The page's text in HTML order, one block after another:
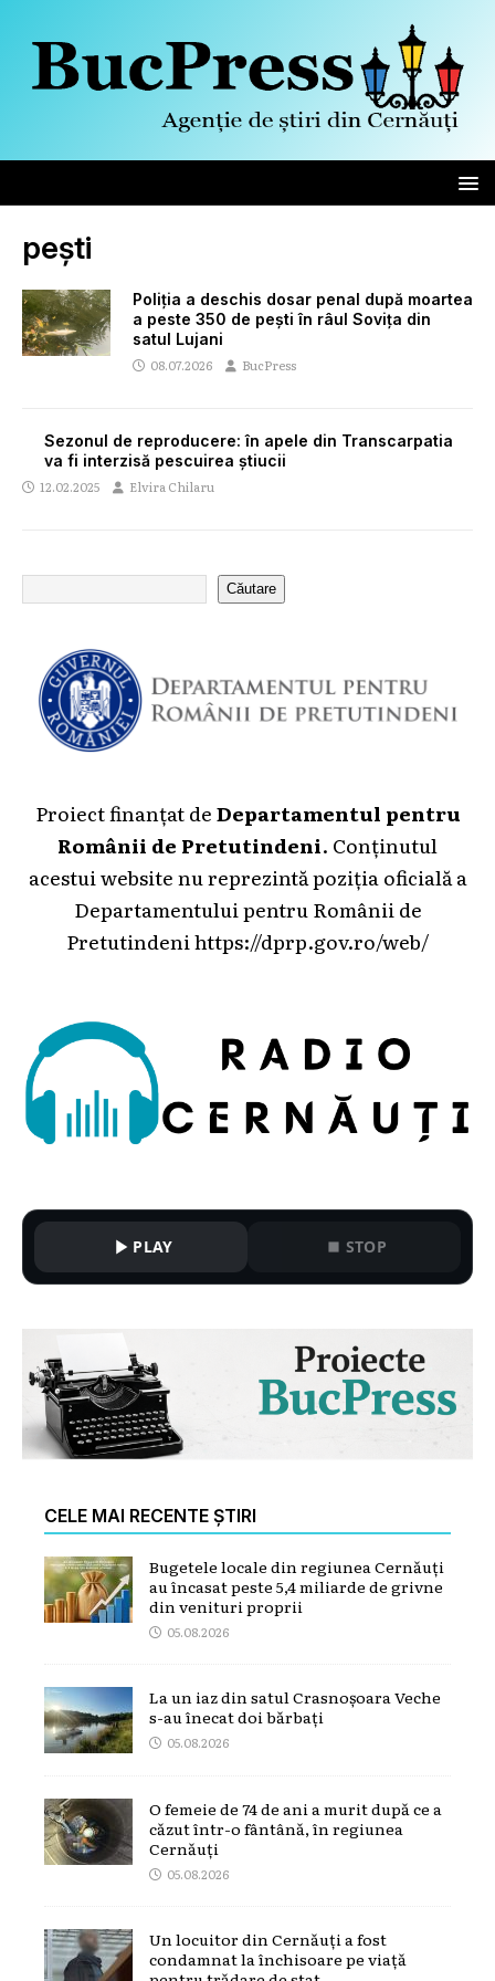
pești
Poliția a deschis dosar penal după moartea
a peste 350 de pești în râul Sovița din
satul Lujani
08.07.2026 BucPress
Sezonul de reproducere: în apele din Transcarpatia
va fi interzisă pescuirea știucii
12.02.2025 Elvira Chilaru
Căutare
Proiect finanțat deDepartamentul pentru
Românii de Pretutindeni. Conținutul
acestui website nu reprezintă poziția oficială a
Departamentului pentru Românii de
Pretutindeni https://dprp.gov.ro/web/
PLAY STOP
CELE MAI RECENTE ȘTIRI
Bugetele locale din regiunea Cernăuți
au încasat peste 5,4 miliarde de grivne
din venituri proprii
05.08.2026
La un iaz din satul Crasnoșoara Veche
s-au înecat doi bărbați
05.08.2026
O femeie de 74 de ani a murit după ce a
căzut într-o fântână, în regiunea
Cernăuți
05.08.2026
Un locuitor din Cernăuți a fost
condamnat la închisoare pe viață